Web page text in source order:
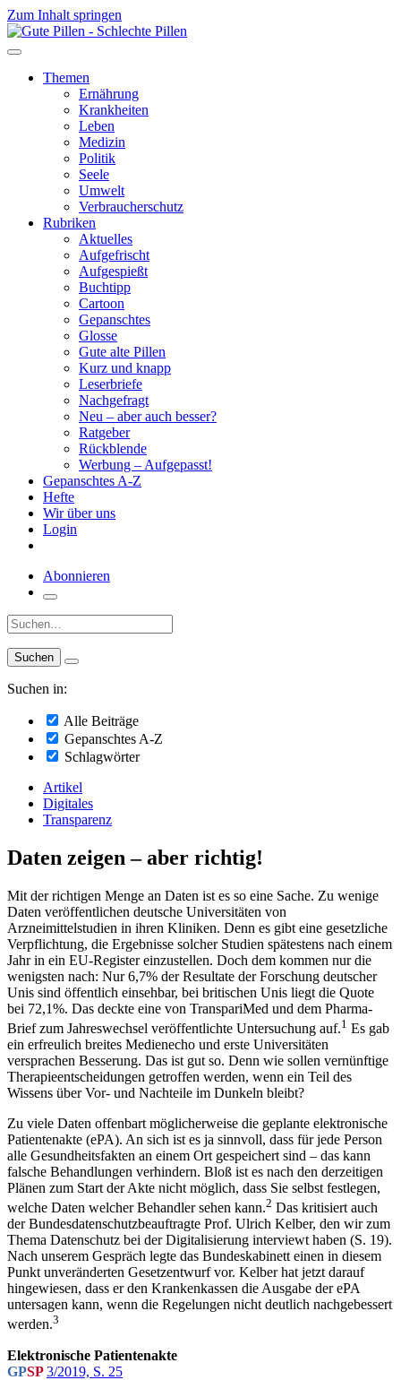
Zum Inhalt springen
Themen
Ernährung
Krankheiten
Leben
Medizin
Politik
Seele
Umwelt
Verbraucherschutz
Rubriken
Aktuelles
Aufgefrischt
Aufgespießt
Buchtipp
Cartoon
Gepanschtes
Glosse
Gute alte Pillen
Kurz und knapp
Leserbriefe
Nachgefragt
Neu – aber auch besser?
Ratgeber
Rückblende
Werbung – Aufgepasst!
Gepanschtes A-Z
Hefte
Wir über uns
Login
Abonnieren
Suche:
Suchen in:
Alle Beiträge
Gepanschtes A-Z
Schlagwörter
Artikel
Digitales
Transparenz
Daten zeigen – aber richtig!
Mit der richtigen Menge an Daten ist es so eine Sache. Zu wenige
Daten veröffentlichen deutsche Universitäten von
Arzneimittelstudien in ihren Kliniken. Denn es gibt eine gesetzliche
Verpflichtung, die Ergebnisse solcher Studien spätestens nach einem
Jahr in ein EU-Register einzustellen. Doch dem kommen nur die
wenigsten nach: Nur 6,7% der Resultate der Forschung deutscher
Unis sind öffentlich einsehbar, bei britischen Unis liegt die Quote
bei 72,1%. Das deckte eine von TranspariMed und dem Pharma-
Brief zum Jahreswechsel veröffentlichte Untersuchung auf.1 Es gab
ein erfreulich breites Medien­echo und erste Universitäten
versprachen Besserung. Das ist gut so. Denn wie sollen vernünftige
Therapieentscheidungen getroffen werden, wenn ein Teil des
Wissens über Vor- und Nachteile im Dunkeln bleibt?
Zu viele Daten offenbart möglicherweise die geplante elektronische
Patientenakte (ePA). An sich ist es ja sinnvoll, dass für jede Person
alle Gesundheitsfakten an einem Ort gespeichert sind – das kann
falsche Behandlungen verhindern. Bloß ist es nach den derzeitigen
Plänen zum Start der Akte nicht möglich, dass Sie selbst festlegen,
welche Daten welcher Behandler sehen kann.2 Das kritisiert auch
der Bundesdatenschutzbeauftragte Prof. Ulrich Kelber, den wir zum
Thema Datenschutz bei der Digitalisierung interviewt haben (S. 19).
Nach unserem Gespräch legte das Bundeskabinett einen in diesem
Punkt unveränderten Gesetzentwurf vor. Kelber hat jetzt darauf
hingewiesen, dass er den Krankenkassen die Ausgabe der ePA
untersagen kann, wenn die Regelungen nicht deutlich nachgebessert
werden.3
Elektronische Patientenakte
GPSP3/2019, S. 25